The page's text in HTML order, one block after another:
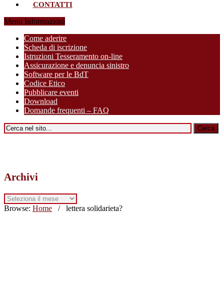
CONTATTI
Menu Informazioni
Come aderire
Scheda di iscrizione
Istruzioni Tesseramento on-line
Assicurazione e denuncia sinistro
Software per le BdT
Codice Etico
Pubblicare eventi
Download
Domande frequenti – FAQ
Archivi
Archivi
Browse: Home / lettera solidarieta?